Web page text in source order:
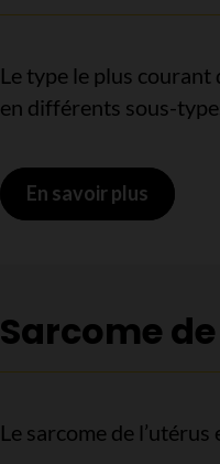
Le type le plus courant
en différents sous-
En savoir plus sur
Sarcome
Le sarcome de